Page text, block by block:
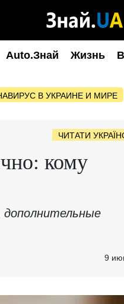
Auto.Знай Жизнь
В УКРАИНЕ И МИРЕ
ЧИТАТИ
кому
9